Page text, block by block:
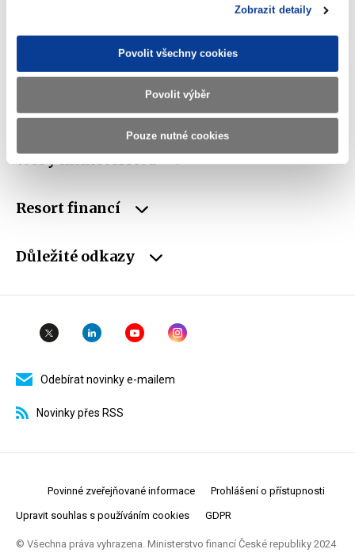
Zobrazit detaily
Povolit všechny cookies
Povolit výběr
Pouze nutné cookies
CZ00006947
schránky
Weby ministerstva
Resort financí
Důležité odkazy
Odebírat novinky e-mailem
Novinky přes RSS
Povinné zveřejňované informace Prohlášení o přístupnosti
Upravit souhlas s používáním cookies GDPR
© Všechna práva vyhrazena. Ministerstvo financí České republiky 2024